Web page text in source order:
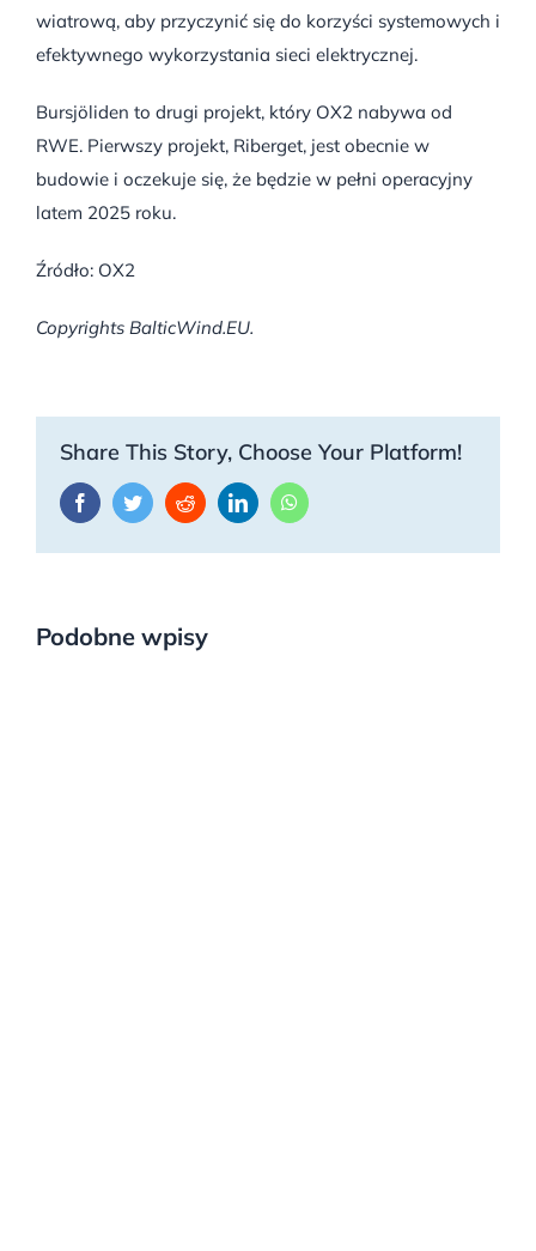
wiatrową, aby przyczynić się do korzyści systemowych i
efektywnego wykorzystania sieci elektrycznej.
Bursjöliden to drugi projekt, który OX2 nabywa od
RWE. Pierwszy projekt, Riberget, jest obecnie w
budowie i oczekuje się, że będzie w pełni operacyjny
latem 2025 roku.
Źródło: OX2
Copyrights BalticWind.EU.
Share This Story, Choose Your Platform!
FacebookTwitterRedditLinkedInWhatsApp
Podobne wpisy